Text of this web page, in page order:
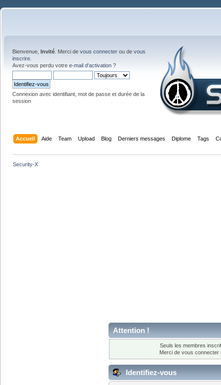
Bienvenue, Invité . Merci de vous connecter ou de vous
inscrire
Avez-vous perdu votre e-mail d'activation ?
Connexion avec identifiant, mot de passe et durée de la
session
Accueil Aide Team Upload Blog Derniers messages Diplome Tags
Security-X
Attention !
Seuls les membres
Merci de vous
Identifiez-vous